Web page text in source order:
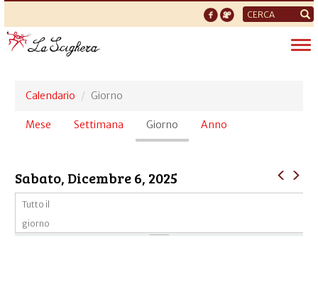
Form
di
ricerca
Calendario Giorno
Schede
Mese Settimana Giorno (scheda
attiva)
Anno
Sabato, Dicembre 6, 2025
Tutto il
giorno